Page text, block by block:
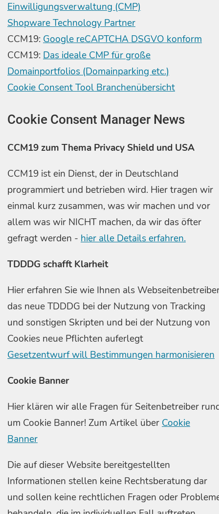
Einwilligungsverwaltung (CMP)
Shopware Technology Partner
CCM19: Google reCAPTCHA DSGVO konform
CCM19: Das ideale CMP für große
Domainportfolios (Domainparking etc.)
Cookie Consent Tool Branchenübersicht
Cookie Consent Manager News
CCM19 zum Thema Privacy Shield und USA
CCM19 ist ein Dienst, der in Deutschland
programmiert und betrieben wird. Hier tragen wir
einmal kurz zusammen, was wir machen und vor
allem was wir NICHT machen, da wir das öfter
gefragt werden - hier alle Details erfahren.
TDDDG schafft Klarheit
Hier erfahren Sie wie Ihnen als
das neue TDDDG bei der Nutzung von Tracking
und sonstigen Skripten und bei der Nutzung von
Cookies neue Pflichten auferlegt
Gesetzentwurf will Bestimmungen harmonisieren
Cookie Banner
Hier klären wir alle Fragen für Seitenbetreiber
um Cookie Banner! Zum Artikel überCookie
Banner
Die auf dieser Website bereitgestellten
Informationen stellen keine Rechtsberatung dar
und sollen keine rechtlichen Fragen oder